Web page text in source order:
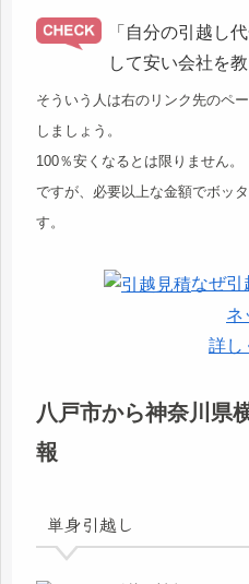
「自分の引越し
して安い会社を教
そういう人は右のリンク先のペ
しましょう。
100％安くなるとは限りません。
ですが、必要以上な金額でボッ
す。
なぜ引
ネ
詳し
八戸市から神奈川県
報
単身引越し